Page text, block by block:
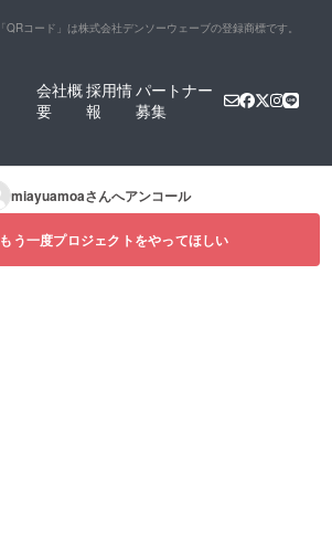
「QRコード」は株式会社デンソーウェーブの登録商標です。
会社概
要
採用情
報
パートナー
募集
miayuamoaさんへアンコール
もう一度プロジェクトをやってほしい